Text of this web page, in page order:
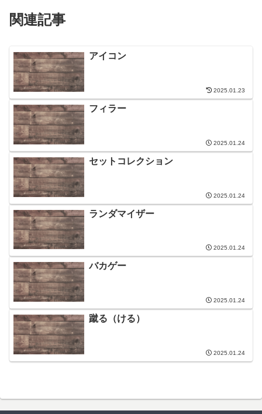
関連記事
アイコン
2025.01.23
フィラー
2025.01.24
セットコレクション
2025.01.24
ランダマイザー
2025.01.24
バカゲー
2025.01.24
蹴る（ける）
2025.01.24